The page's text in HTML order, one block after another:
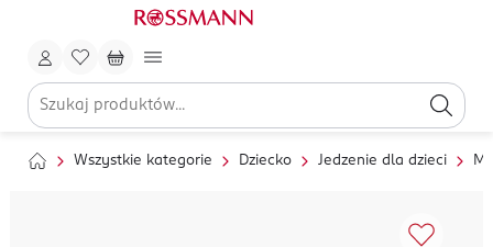
Wszystkie kategorie Dziecko Jedzenie dla dzieci